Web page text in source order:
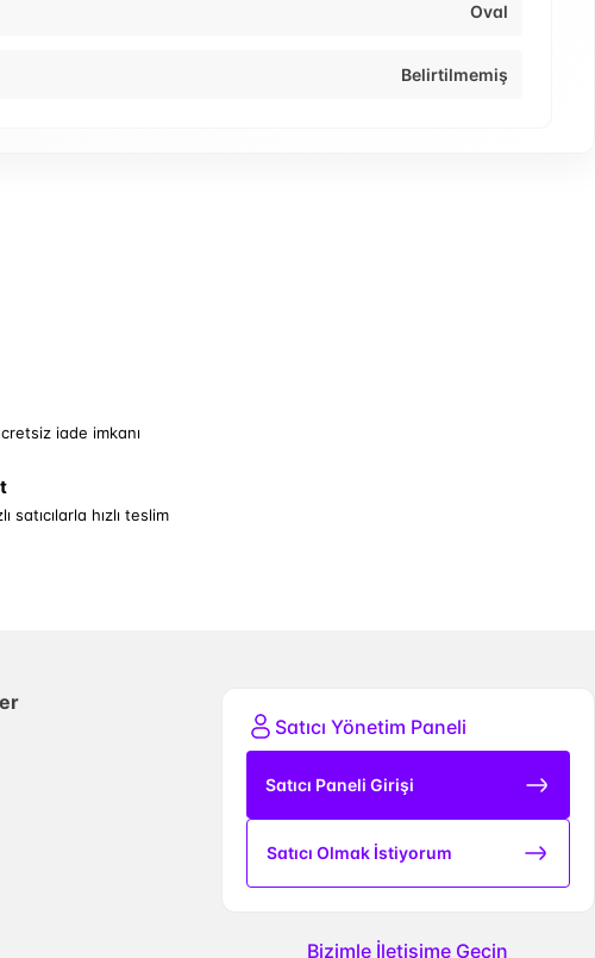
Oval
Belirtilmemiş
iade imkanı
satıcılarla hızlı teslim
Satıcı Yönetim Paneli
Satıcı Paneli Girişi
Satıcı Olmak İstiyorum
Bizimle İletişime Geçin